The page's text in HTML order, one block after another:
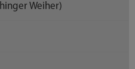
Weiher)